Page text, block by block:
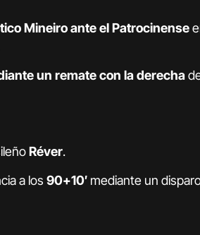
Mineiro ante el Patrocinense
un remate con la derecha
Réver.
a los 90+10′ mediante un